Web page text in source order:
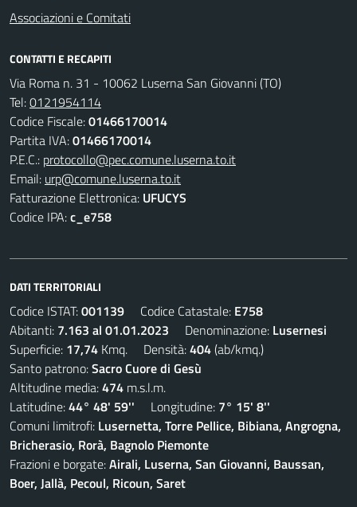
Associazioni e Comitati
CONTATTI E RECAPITI
Via Roma n. 31 - 10062 Luserna San Giovanni (TO)
Tel:0121954114
Codice Fiscale:01466170014
Partita IVA:01466170014
P.E.C.: protocollo@pec.comune.luserna.to.it
Email: urp@comune.luserna.to.it
Fatturazione Elettronica: UFUCYS
Codice IPA:c_e758
DATI TERRITORIALI
Codice ISTAT:001139 Codice Catastale: E758
Abitanti: 7.163 al 01.01.2023 Denominazione: Lusernesi
Superficie: 17,74 Kmq. Densità:404(ab/kmq.)
Santo patrono:Sacro Cuore di Gesù
Altitudine media:474 m.s.l.m.
Latitudine:44° 48' 59'' Longitudine: 7° 15' 8''
Comuni limitrofi: Lusernetta, Torre Pellice, Bibiana, Angrogna,
Bricherasio, Rorà, Bagnolo Piemonte
Frazioni e borgate:Airali, Luserna, San Giovanni, Baussan,
Boer, Jallà, Pecoul, Ricoun, Saret